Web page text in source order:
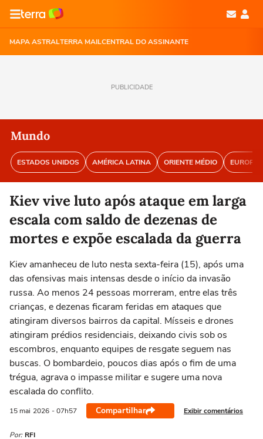
MAPA ASTRALTERRA MAILCENTRAL DO ASSINANTE
PUBLICIDADE
Mundo
ESTADOS UNIDOS AMÉRICA LATINA ORIENTE MÉDIO EUROPA
Kiev vive luto após ataque em larga
escala com saldo de dezenas de
mortes e expõe escalada da guerra
Kiev amanheceu de luto nesta sexta-feira (15), após uma
das ofensivas mais intensas desde o início da invasão
russa. Ao menos 24 pessoas morreram, entre elas três
crianças, e dezenas ficaram feridas em ataques que
atingiram diversos bairros da capital. Mísseis e drones
atingiram prédios residenciais, deixando civis sob os
escombros, enquanto equipes de resgate seguem nas
buscas. O bombardeio, poucos dias após o fim de uma
trégua, agrava o impasse militar e sugere uma nova
escalada do conflito.
15 mai 2026 - 07h57 Compartilhar Exibir comentários
Por: RFI